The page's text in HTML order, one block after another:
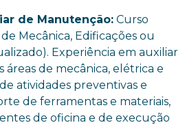
de Manutenção: Curso
Mecânica, Edificações ou
Experiência em auxiliar
áreas de mecânica, elétrica e
atividades preventivas e
de ferramentas e materiais,
de oficina e de execução